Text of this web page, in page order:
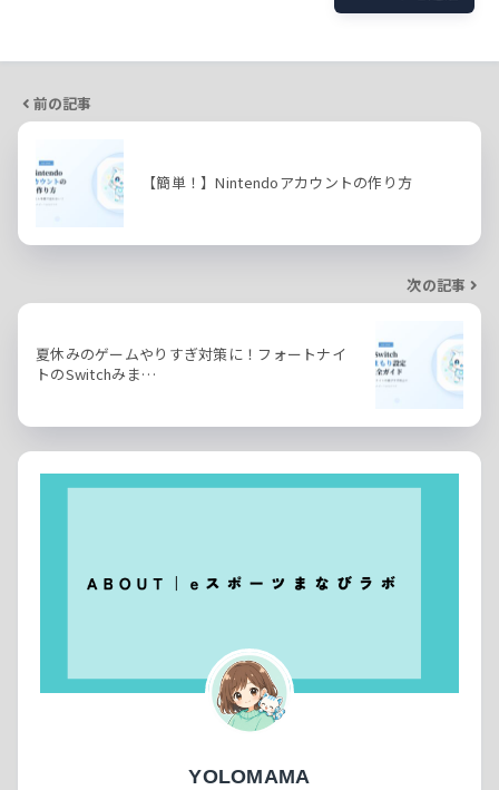
前の記事
【簡単！】Nintendoアカウントの作り方
次の記事
夏休みのゲームやりすぎ対策に！フォートナイ
トのSwitchみま…
YOLOMAMA